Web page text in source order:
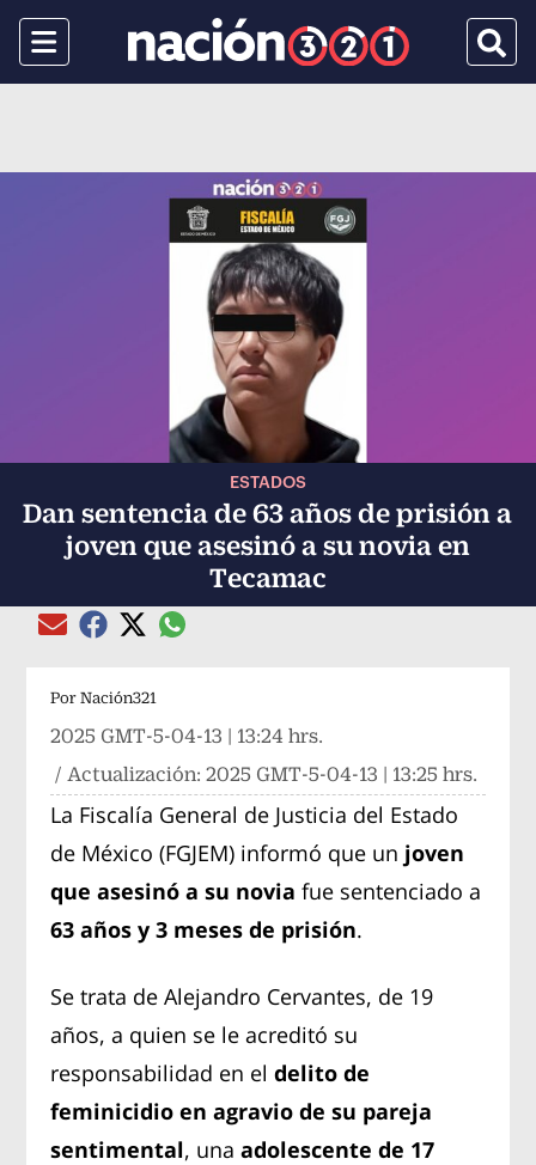
Menu
ESTADOS
Dan sentencia de 63 años de prisión a
joven que asesinó a su novia en
Tecamac
Compartir el artículo actual mediante Email
Compartir el artículo actual mediante Facebook
Compartir el artículo actual mediante Twitter
Compartir el artículo actual mediante
Por Nación321
2025 GMT-5-04-13 | 13:24 hrs.
/ Actualización:2025 GMT-5-04-13 | 13:25 hrs.
La Fiscalía General de Justicia del Estado
de México (FGJEM) informó que un joven
que asesinó a su novia fue sentenciado a
63 años y 3 meses de prisión.
Se trata de Alejandro Cervantes, de 19
años, a quien se le acreditó su
responsabilidad en eldelito de
feminicidio en agravio de su pareja
sentimental, unaadolescente de 17